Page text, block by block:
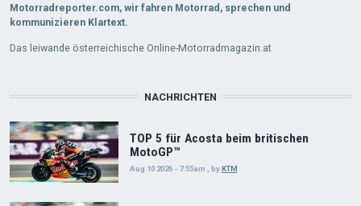
Motorradreporter.com, wir fahren Motorrad, sprechen und
kommunizieren Klartext.
Das leiwande österreichische Online-Motorradmagazin.at
NACHRICHTEN
TOP 5 für Acosta beim britischen
MotoGP™
Aug 10 2026 - 7:55am byKTM